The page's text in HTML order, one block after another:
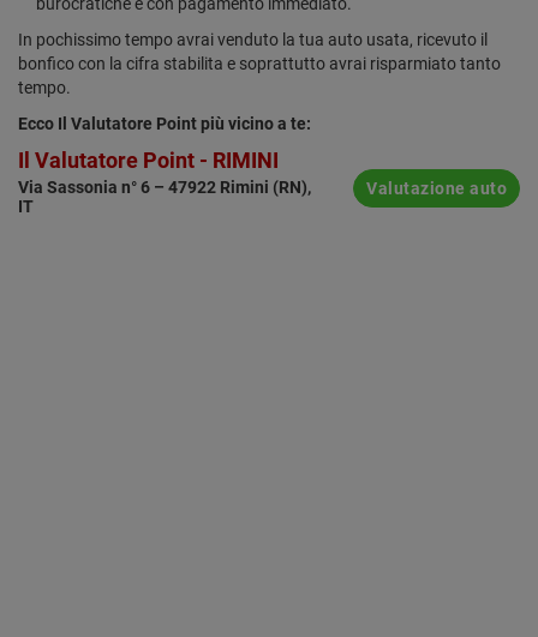
In pochissimo tempo avrai venduto la tua auto usata, ricevuto il
bonfico con la cifra stabilita e soprattutto avrai risparmiato tanto
tempo.
Ecco Il Valutatore Point più vicino a te:
Il Valutatore Point - RIMINI
Via Sassonia n° 6 – 47922 Rimini (RN),
IT
Valutazione auto